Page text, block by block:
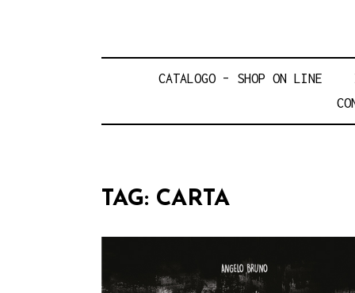
CATALOGO – SHOP ON LINE
TAG: CARTA